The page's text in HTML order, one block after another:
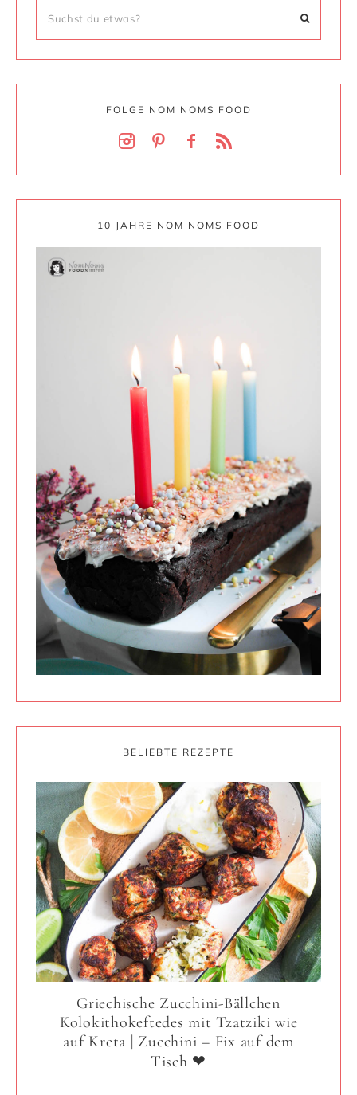
FOLGE NOM NOMS FOOD
10 JAHRE NOM NOMS FOOD
BELIEBTE REZEPTE
Griechische Zucchini-Bällchen
Kolokithokeftedes mit Tzatziki wie
auf Kreta | Zucchini – Fix auf dem
Tisch ❤